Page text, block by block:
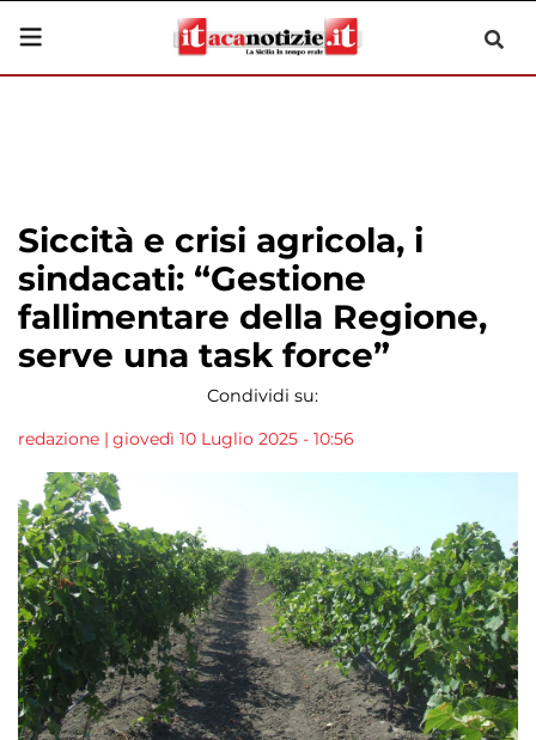
Siccità e crisi agricola, i
sindacati: “Gestione
fallimentare della Regione,
serve una task force”
Condividi su:
redazione | giovedì 10 Luglio 2025 - 10:56